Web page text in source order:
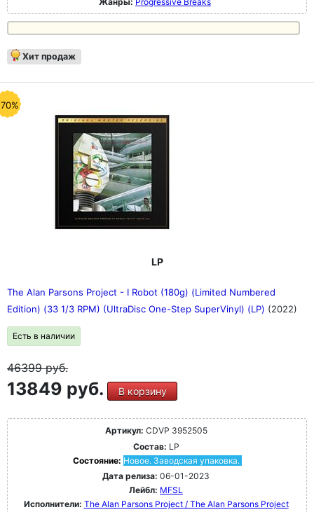
Хит продаж
LP
The Alan Parsons Project - I Robot (180g) (Limited Numbered
Edition) (33 1/3 RPM) (UltraDisc One-Step SuperVinyl) (LP) (2022)
Есть в наличии
46399руб.
13849 руб. В корзину
Артикул: CDVP 3952505
Состав: LP
Состояние: Новое. Заводская упаковка.
Дата релиза: 06-01-2023
Лейбл: MFSL
Исполнители: The Alan Parsons Project / The Alan Parsons Project